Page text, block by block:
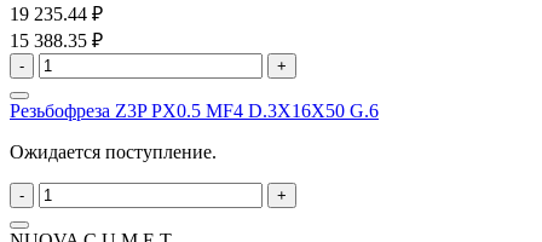
19 235.44 ₽
15 388.35 ₽
- +
Резьбофреза Z3P PX0.5 MF4 D.3X16X50 G.6
Ожидается поступление.
- +